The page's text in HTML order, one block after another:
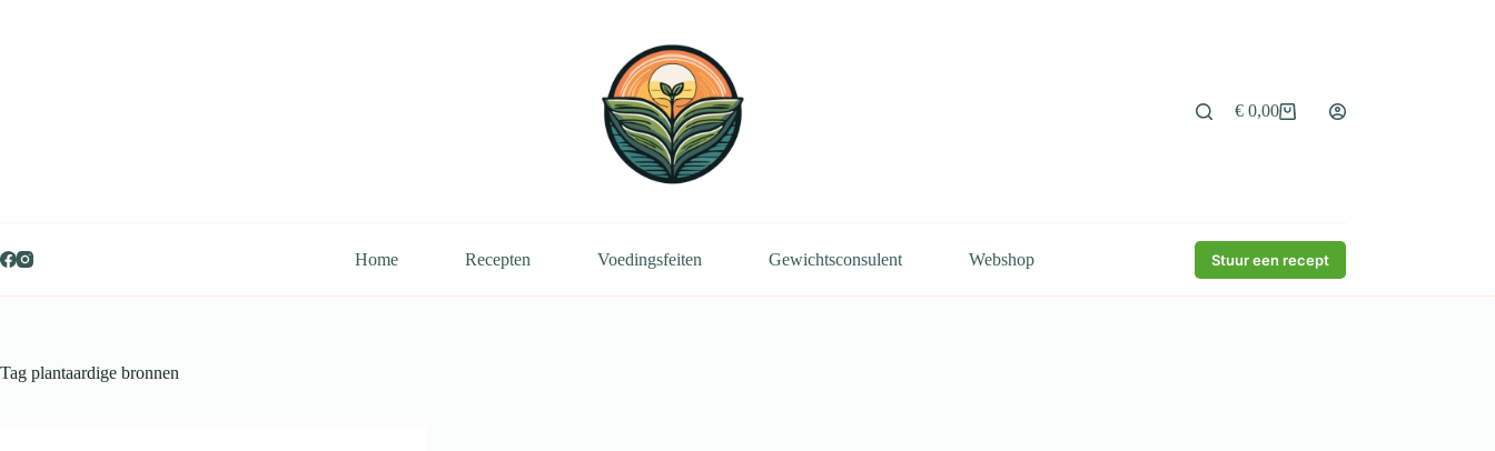
Winkelwagen
€0,00
Home Recepten Voedingsfeiten Gewichtsconsulent Webshop Stuur een recept
Tag plantaardige bronnen